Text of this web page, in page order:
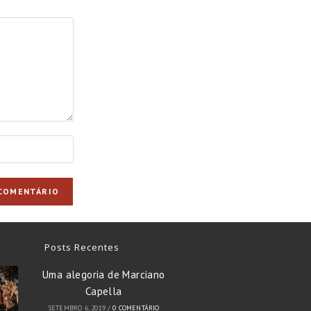
Posts Recentes
Uma alegoria de Marciano
Capella
SETEMBRO 6, 2019 / 0 COMENTÁRIO